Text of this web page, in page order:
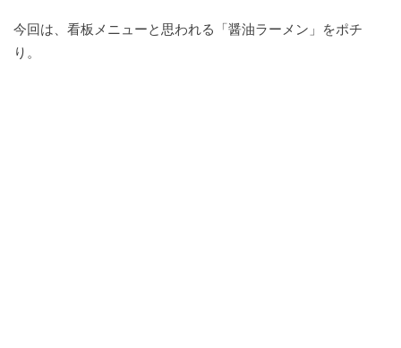
今回は、看板メニューと思われる「醤油ラーメン」をポチ
り。